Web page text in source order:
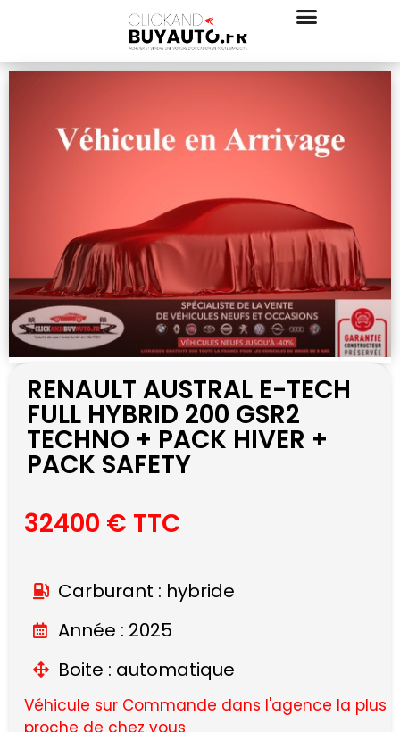
RENAULT AUSTRAL E-TECH
FULL HYBRID 200 GSR2
TECHNO + PACK HIVER +
PACK SAFETY
32400 € TTC
Carburant : hybride
Année : 2025
Boite : automatique
Véhicule sur Commande dans l'agence la plus
proche de chez vous